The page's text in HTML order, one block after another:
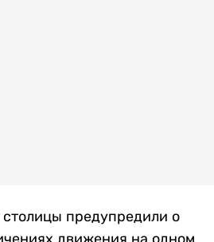
предупредили о
движения на одном